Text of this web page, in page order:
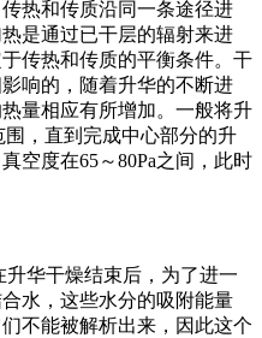
热和传质沿同一条途径进
是通过已干层的辐射来进
传热和传质的平衡条件。干
响的，随着升华的不断进
量相应有所增加。一般将升
，直到完成中心部分的升
空度在65～80Pa之间，此时
华干燥结束后，为了进一
水，这些水分的吸附能量
不能被解析出来，因此这个